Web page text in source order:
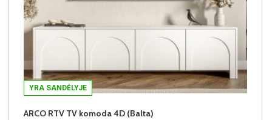
YRA SANDĖLYJE
ARCO RTV TV komoda 4D (Balta)